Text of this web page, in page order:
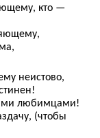
кто —
неистово,
любимцами!
(чтобы